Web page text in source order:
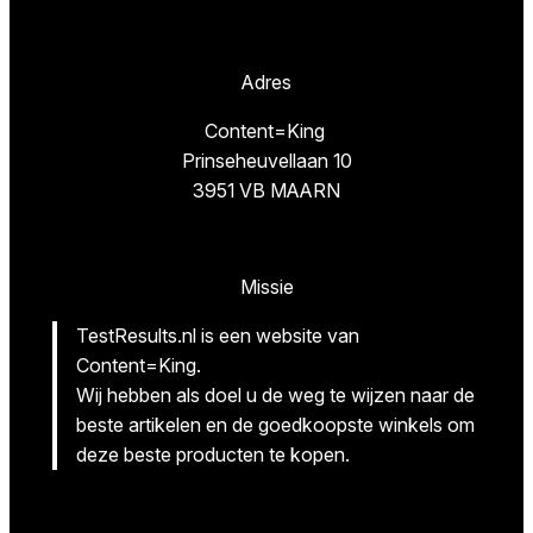
Adres
Content=King
Prinseheuvellaan 10
3951 VB MAARN
Missie
TestResults.nl is een website van
Content=King.
Wij hebben als doel u de weg te wijzen naar de
beste artikelen en de goedkoopste winkels om
deze beste producten te kopen.